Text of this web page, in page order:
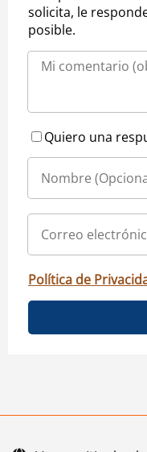
solicita, le
posible.
Quiero una
Política de